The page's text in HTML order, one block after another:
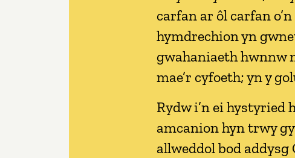
carfan ar ôl carfan
hymdrechion yn
gwahaniaeth hwnnw
mae’r cyfoeth; yn y
Rydw i’n ei hystyried
amcanion hyn trwy
allweddol bod